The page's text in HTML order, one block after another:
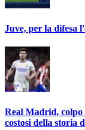
Juve, per la difesa
Real Madrid, colpo
costosi della storia